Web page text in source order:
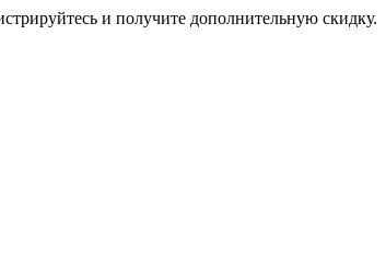
и получите дополнительную скидку.